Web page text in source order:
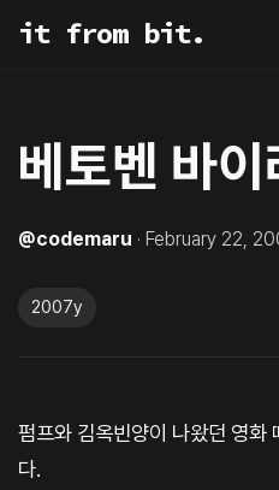
it from bit.
베토벤 바이
@codemaru · February 22,
2007y
펌프와 김옥빈양이 나왔던 영화
다.